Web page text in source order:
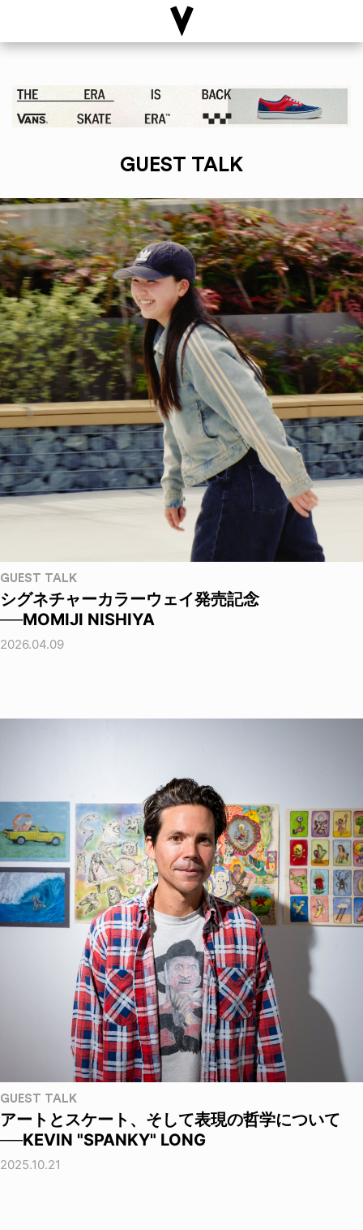
GUEST TALK
GUEST TALK
シグネチャーカラーウェイ発売記念
──MOMIJI NISHIYA
2026.04.09
GUEST TALK
アートとスケート、そして表現の哲学について
──KEVIN "SPANKY" LONG
2025.10.21